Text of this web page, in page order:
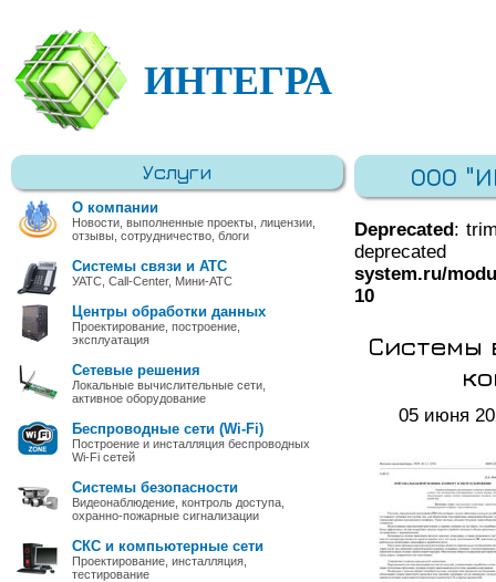
ИНТЕГРА
Услуги
О компании
Новости, выполненные проекты, лицензии,
отзывы, сотрудничество, блоги
Системы связи и АТС
УАТС, Call-Center, Мини-АТС
Центры обработки данных
Проектирование, построение,
эксплуатация
Сетевые решения
Локальные вычислительные сети,
активное оборудование
Беспроводные сети (Wi-Fi)
Построение и инсталляция беспроводных
Wi-Fi сетей
Системы безопасности
Видеонаблюдение, контроль доступа,
охранно-пожарные сигнализации
СКС и компьютерные сети
Проектирование, инсталляция,
тестирование
ООО
Deprecated:
system.ru/
10
Системы
05 июня